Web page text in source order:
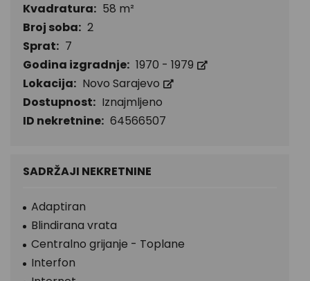
Kvadratura: 58 m²
Broj soba: 2
Sprat: 7
Godina izgradnje: 1970 - 1979
Lokacija: Novo Sarajevo
Dostupnost: Iznajmljeno
ID nekretnine: 64566507
SADRŽAJI NEKRETNINE
Adaptiran
Blindirana vrata
Centralno grijanje - Toplane
Interfon